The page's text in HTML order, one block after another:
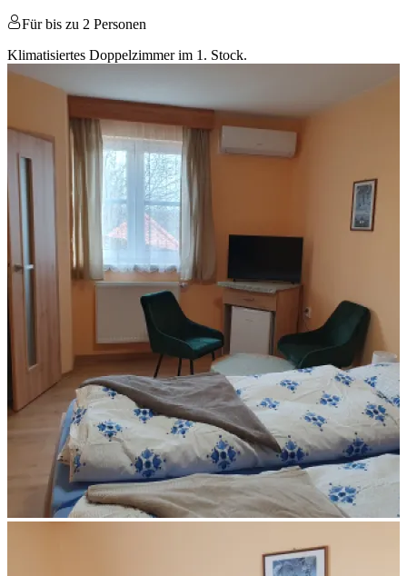
Für bis zu 2 Personen
Klimatisiertes Doppelzimmer im 1. Stock.